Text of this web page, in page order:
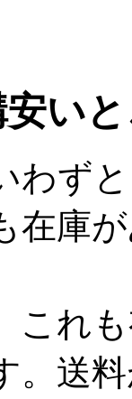
い
とし
在庫
有
。送